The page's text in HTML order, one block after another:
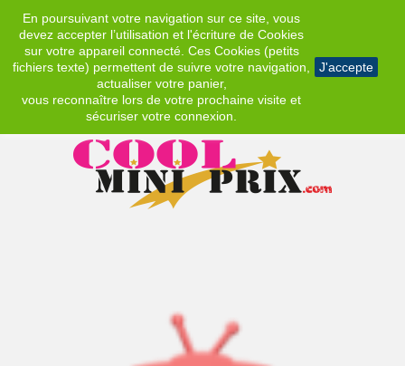
En poursuivant votre navigation sur ce site, vous
devez accepter l’utilisation et l'écriture de Cookies
sur votre appareil connecté. Ces Cookies (petits
fichiers texte) permettent de suivre votre navigation,
actualiser votre panier,
vous reconnaître lors de votre prochaine visite et
sécuriser votre connexion.
J'accepte
EUR